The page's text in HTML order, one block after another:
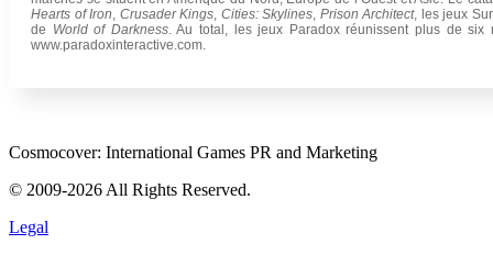
Hearts of Iron, Crusader Kings, Cities: Skylines, Prison Architect, les jeux
de World of Darkness. Au total, les jeux Paradox réunissent plus de six
www.paradoxinteractive.com.
Cosmocover: International Games PR and Marketing
© 2009-2026 All Rights Reserved.
Legal